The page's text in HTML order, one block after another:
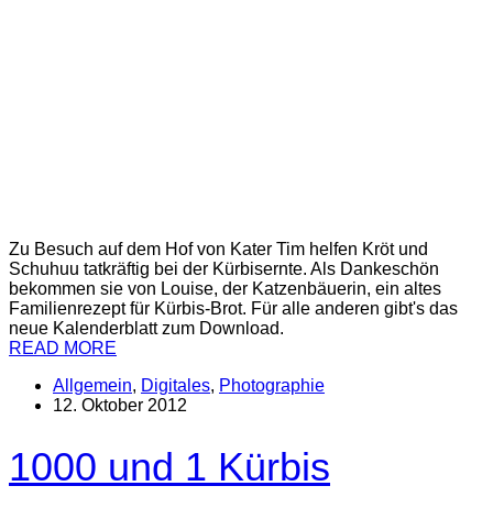
Zu Besuch auf dem Hof von Kater Tim helfen Kröt und
Schuhuu tatkräftig bei der Kürbisernte. Als Dankeschön
bekommen sie von Louise, der Katzenbäuerin, ein altes
Familienrezept für Kürbis-Brot. Für alle anderen gibt's das
neue Kalenderblatt zum Download.
READ MORE
Allgemein, Digitales, Photographie
12. Oktober 2012
1000 und 1 Kürbis